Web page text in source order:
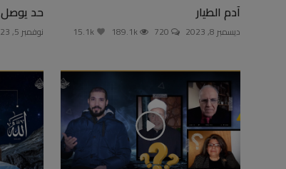
آدم الطيار
ديسمبر 8, 2023
حد يوصل
نوفمبر 5, 2023